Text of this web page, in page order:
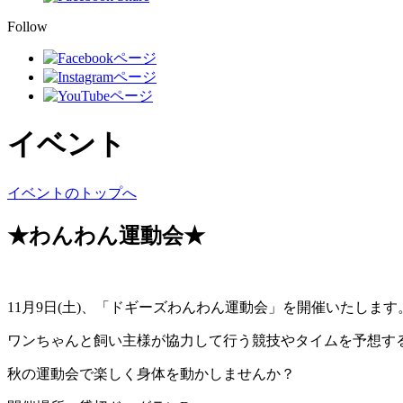
Follow
イベント
イベントのトップへ
★わんわん運動会★
11月9日(土)、「ドギーズわんわん運動会」を開催いたします
ワンちゃんと飼い主様が協力して行う競技やタイムを予想す
秋の運動会で楽しく身体を動かしませんか？